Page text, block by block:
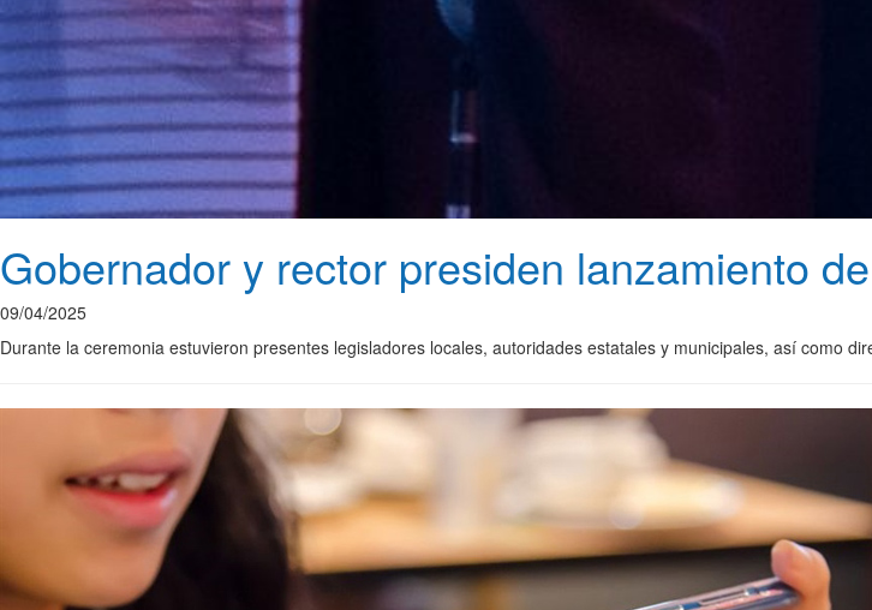
Gobernador y rector presiden lanzamiento
09/04/2025
Durante la ceremonia estuvieron presentes legisladores locales, autoridades estatales y municipales, así como